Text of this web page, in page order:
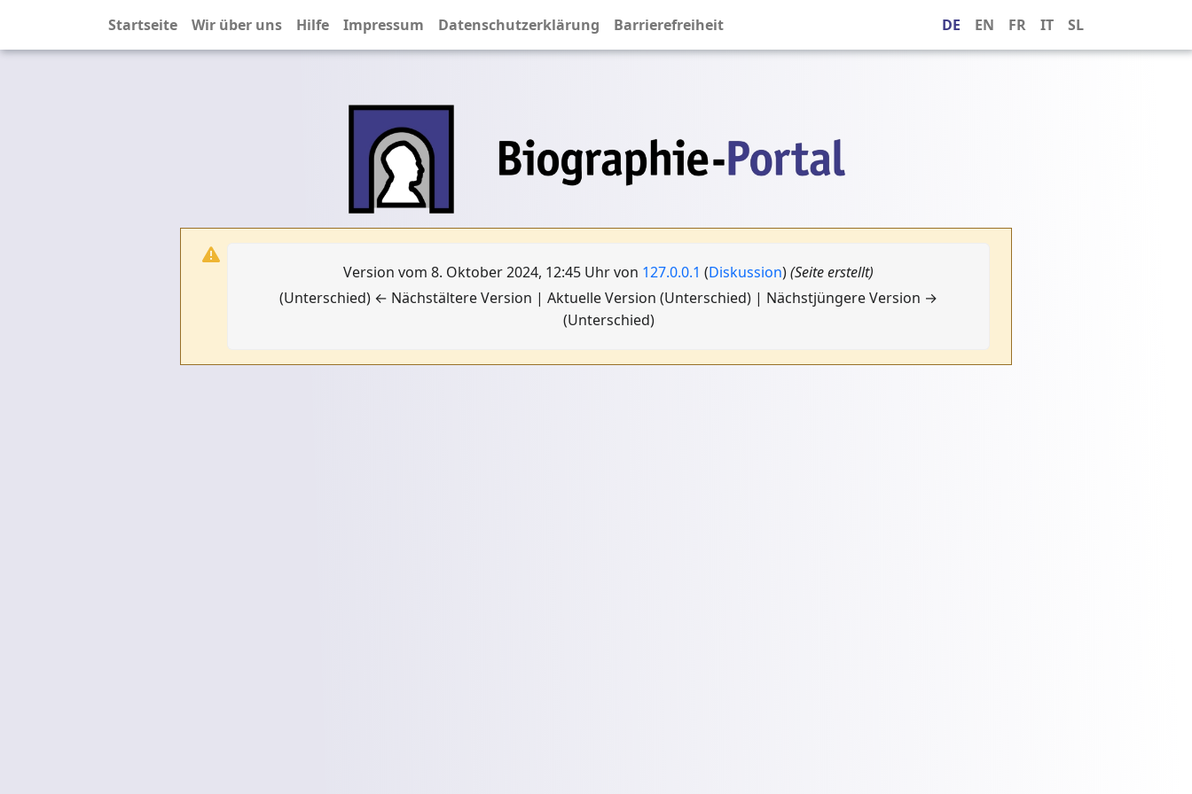
Startseite Wir über uns Hilfe Impressum Datenschutzerklärung Barrierefreiheit DE EN FR IT SL
Version vom 8. Oktober 2024, 12:45 Uhr von 127.0.0.1 (Diskussion)(Seite erstellt)
(Unterschied) ← Nächstältere Version | Aktuelle Version (Unterschied) | Nächstjüngere Version →
(Unterschied)